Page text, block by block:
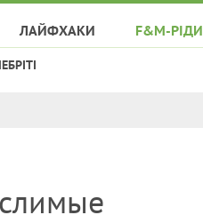
ЛАЙФХАКИ F&M-РІДИ